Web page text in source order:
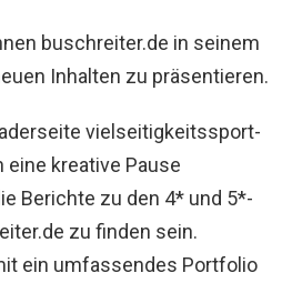
buschreiter.de in seinem
Inhalten zu präsentieren.
vielseitigkeitssport-
kreative Pause
Berichte zu den 4* und 5*-
zu finden sein.
ein umfassendes Portfolio